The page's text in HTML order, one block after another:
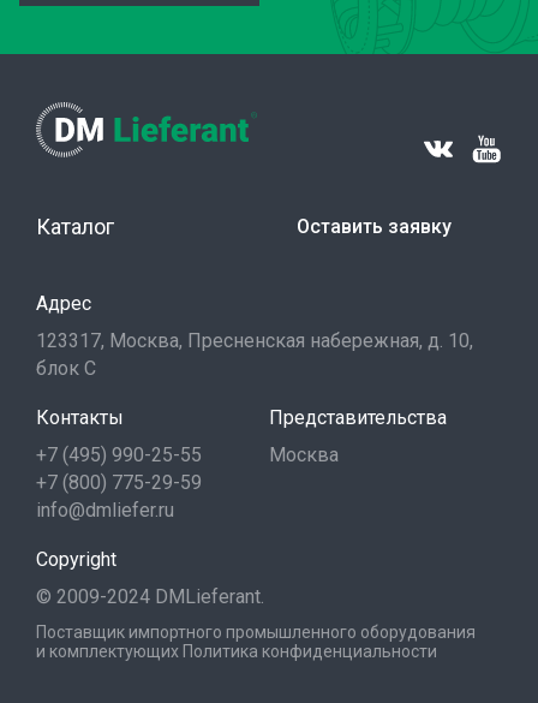
Каталог Оставить заявку
Адрес
123317, Москва, Пресненская набережная, д. 10,
блок С
Контакты
+7 (495) 990-25-55
+7 (800) 775-29-59
info@dmliefer.ru
Представительства
Москва
Copyright
© 2009-2024 DMLieferant.
Поставщик импортного промышленного оборудования
и комплектующих Политика конфиденциальности